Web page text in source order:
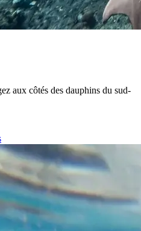
aux côtés des dauphins du sud-